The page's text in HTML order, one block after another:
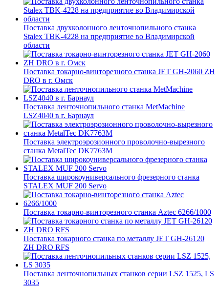
Поставка двухколонного ленточнопильного станка
Stalex TBK-4228 на предприятие во Владимирской
области
Поставка токарно-винторезного станка JET GH-2060 ZH
DRO в г. Омск
Поставка ленточнопильного станка MetMachine
LSZ4040 в г. Барнаул
Поставка электроэрозионного проволочно-вырезного
станка MetalTec DK7763M
Поставка широкоуниверсального фрезерного станка
STALEX MUF 200 Servo
Поставка токарно-винторезного станка Aztec 6266/1000
Поставка токарного станка по металлу JET GH-26120
ZH DRO RFS
Поставка ленточнопильных станков серии LSZ 1525, LS
3035